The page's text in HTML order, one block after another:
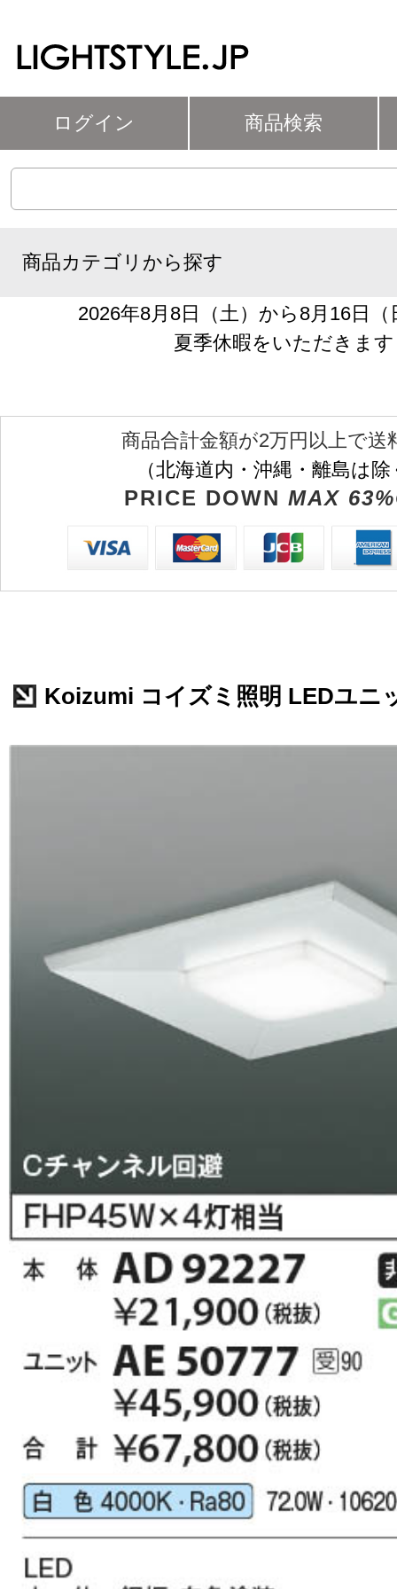
ログイン 商品検索
商品カテゴリから探す
2026年8月8日（土）から8月16日
夏季休暇をいただきます
商品合計金額が2万円以上で送
（北海道内・沖縄・離島は
PRICE DOWN MAX
Koizumi コイズミ照明 LEDユニ